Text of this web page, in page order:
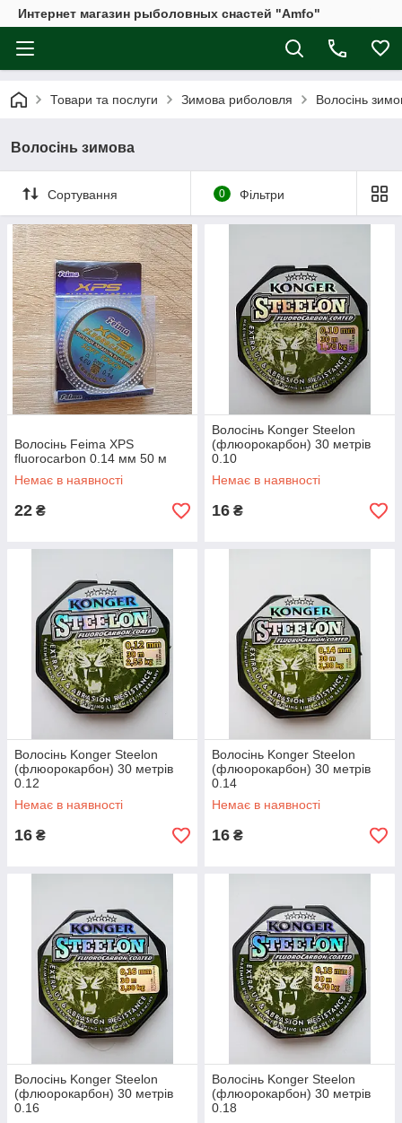
Интернет магазин рыболовных снастей "Amfo"
Товари та послуги Зимова риболовля Волосінь
Волосінь зимова
Сортування 0 Фільтри
Волосінь Feima XPS
fluorocarbon 0.14 мм 50 м
Немає в наявності
22 ₴
Волосінь Konger Steelon
(флюорокарбон) 30 метрів
0.10
Немає в наявності
16 ₴
Волосінь Konger Steelon
(флюорокарбон) 30 метрів
0.12
Немає в наявності
16 ₴
Волосінь Konger Steelon
(флюорокарбон) 30 метрів
0.14
Немає в наявності
16 ₴
Волосінь Konger Steelon
(флюорокарбон) 30 метрів
0.16
Волосінь Konger Steelon
(флюорокарбон) 30 метрів
0.18